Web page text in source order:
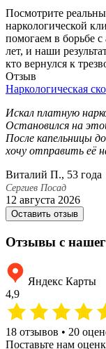
Посмотрите
наркологической
помогаем в борьбе
лет, и наши
кто вернулся к
Отзыв
Наркологическая
Искал платную
Остановился на
После капельницы
хочу отправить её
Виталий П., 53 года
Сергиев Посад
12 августа 2026
Оставить отзыв
Отзывы с
Яндекс Карты
4,9
18 отзывов • 20
Поставьте нам